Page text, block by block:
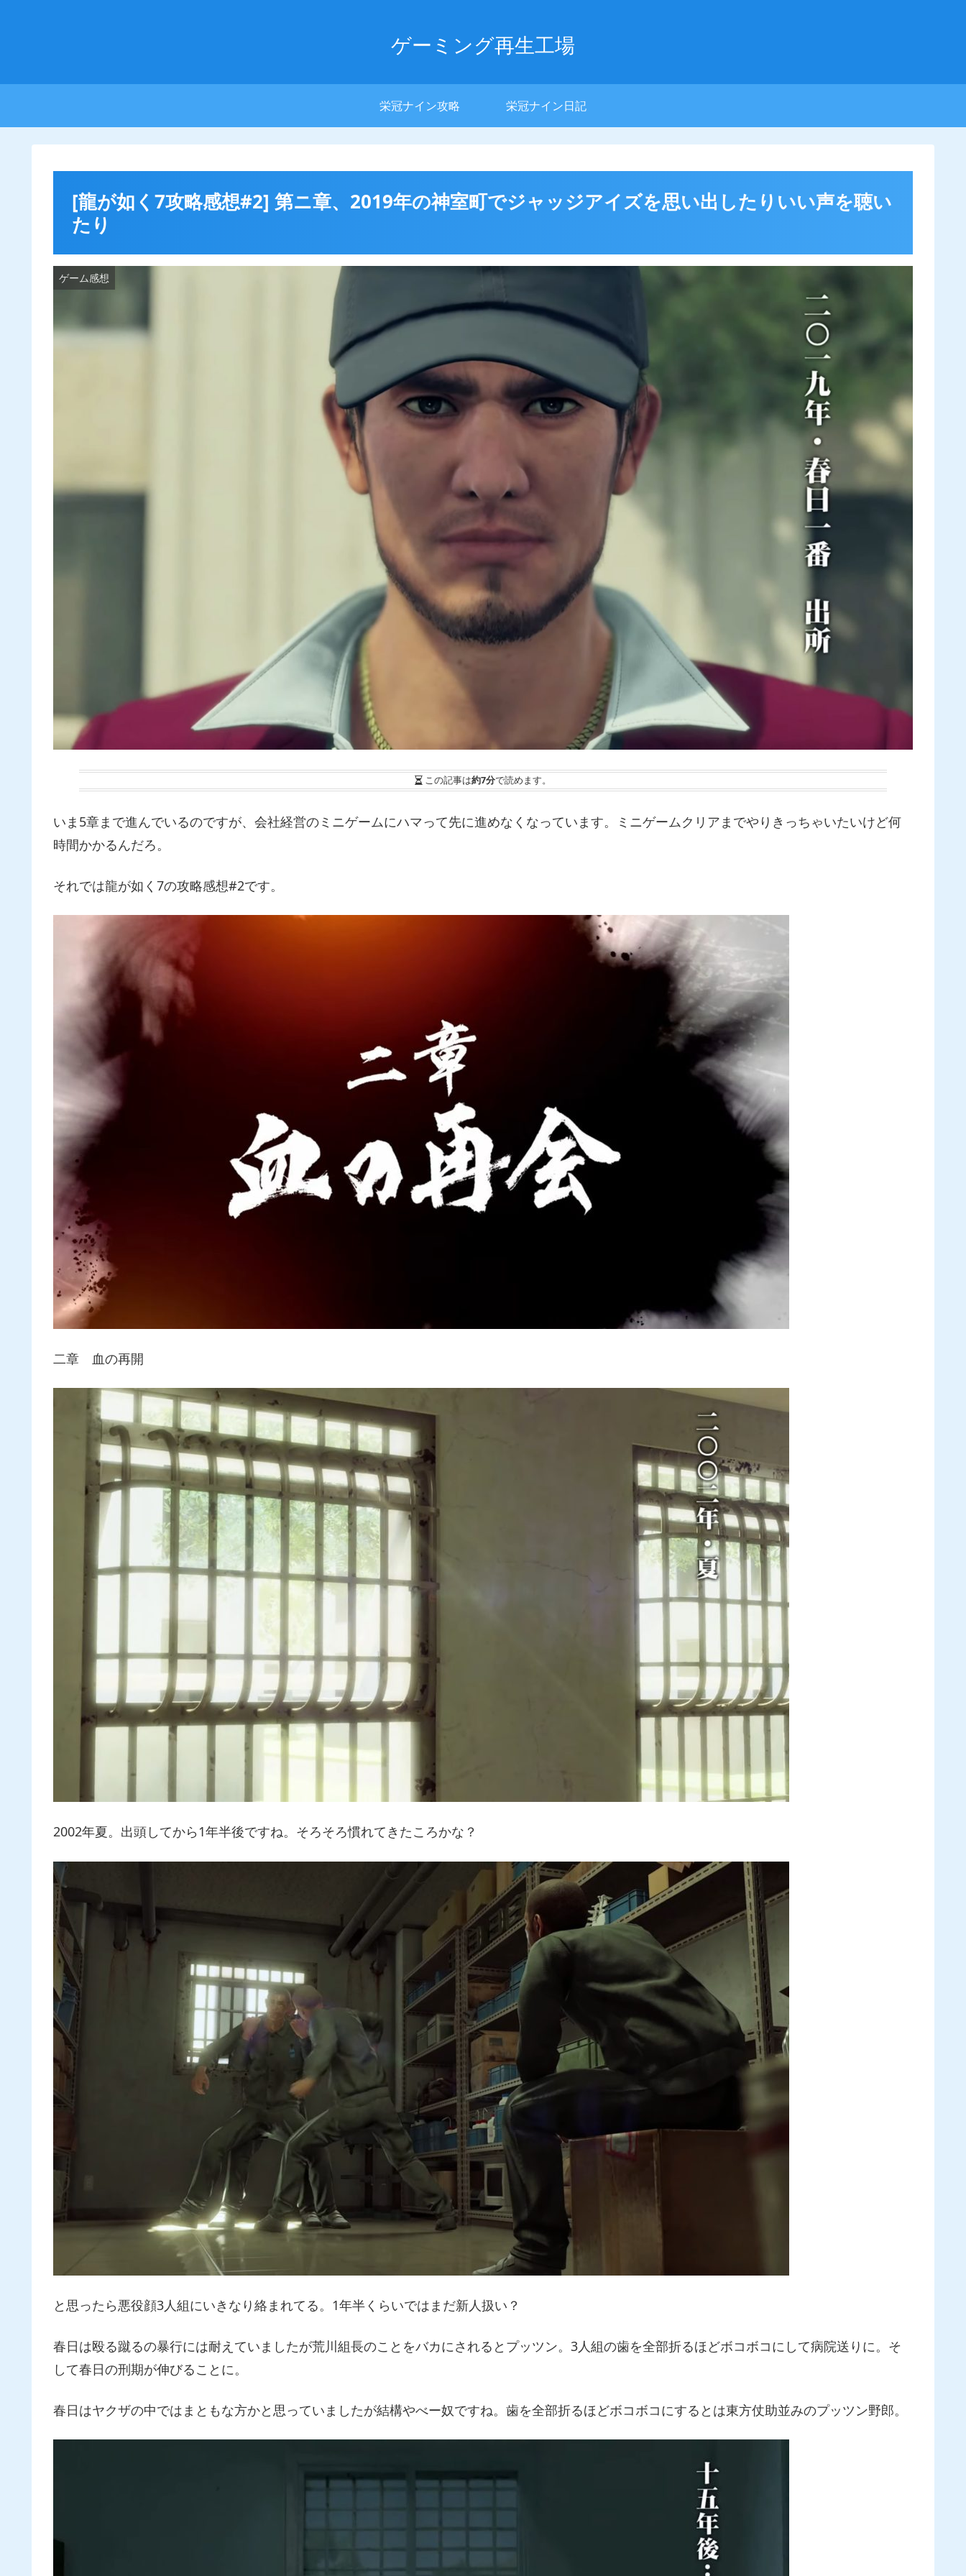
ゲーミング再生工場
栄冠ナイン攻略 栄冠ナイン日記
[龍が如く7攻略感想#2] 第ニ章、2019年の神室町でジャッジアイズを思い出したりいい声を聴い
たり
ゲーム感想
この記事は約7分で読めます。
いま5章まで進んでいるのですが、会社経営のミニゲームにハマって先に進めなくなっています。ミニゲームクリアまでやりきっちゃいたいけど何
時間かかるんだろ。
それでは龍が如く7の攻略感想#2です。
二章 血の再開
2002年夏。出頭してから1年半後ですね。そろそろ慣れてきたころかな？
と思ったら悪役顔3人組にいきなり絡まれてる。1年半くらいではまだ新人扱い？
春日は殴る蹴るの暴行には耐えていましたが荒川組長のことをバカにされるとプッツン。3人組の歯を全部折るほどボコボコにして病院送りに。そ
して春日の刑期が伸びることに。
春日はヤクザの中ではまともな方かと思っていましたが結構やべー奴ですね。歯を全部折るほどボコボコにするとは東方仗助並みのプッツン野郎。